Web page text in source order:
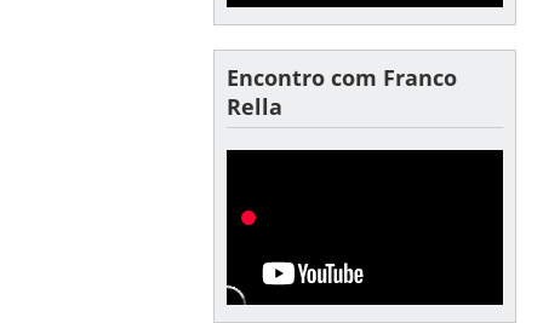
Encontro com Franco
Rella